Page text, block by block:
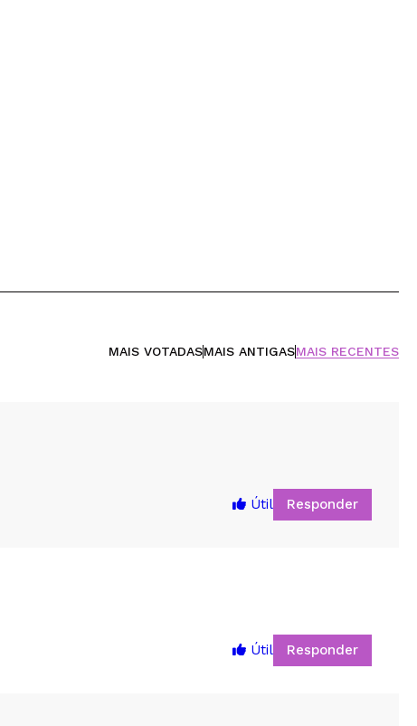
MAIS VOTADASMAIS ANTIGASMAIS RECENTES
Útil Responder
Útil Responder